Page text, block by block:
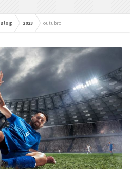
Blog 2023 outubro